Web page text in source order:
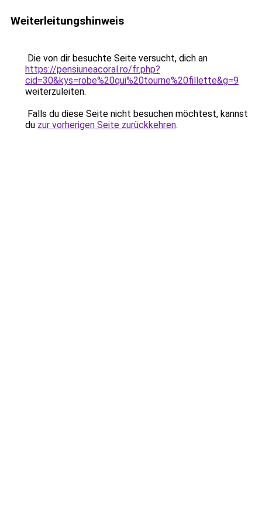
Weiterleitungshinweis
Die von dir besuchte Seite versucht, dich an
https://pensiuneacoral.ro/fr.php?
cid=30&kys=robe%20qui%20tourne%20fillette&g=9
weiterzuleiten.
Falls du diese Seite nicht besuchen möchtest, kannst
du zur vorherigen Seite zurückkehren.